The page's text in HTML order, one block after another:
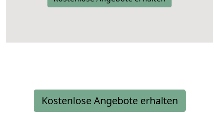
Kostenlose Angebote erhalten